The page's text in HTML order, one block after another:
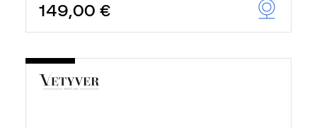
149,00 €